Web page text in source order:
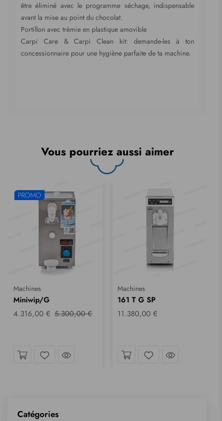
Catégories
être éliminé avec le programme séchage, indispensable
avant la mise au point du chocolat.
Portillon avec trèmie en plastique amovible
Carpi Care & Carpi Clean kit: demande-les à ton
concessionnaire pour une hygiène parfaite de ta machine.
Vous pourriez aussi aimer
d´œil
PROMO
Machines
Miniwip/G
4.316,00 € 5.300,00 €
Jetez un coup d´œil
Machines
161 T G SP
11.380,00 €
Jetez un